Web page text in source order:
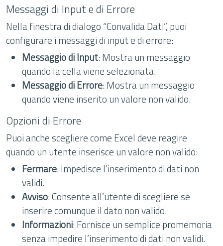
Messaggi di Input e di Errore
Nella finestra di dialogo “Convalida Dati”, puoi
configurare i messaggi di input e di errore:
Messaggio di Input: Mostra un messaggio
quando la cella viene selezionata.
Messaggio di Errore: Mostra un messaggio
quando viene inserito un valore non valido.
Opzioni di Errore
Puoi anche scegliere come Excel deve reagire
quando un utente inserisce un valore non valido:
Fermare: Impedisce l’inserimento di dati non
validi.
Avviso: Consente all’utente di scegliere se
inserire comunque il dato non valido.
Informazioni: Fornisce un semplice promemoria
senza impedire l’inserimento di dati non validi.